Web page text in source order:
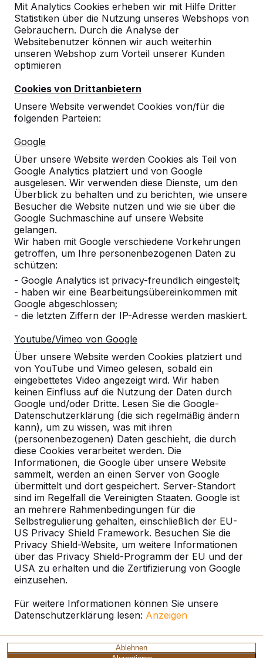
Mit Analytics Cookies erheben wir mit Hilfe Dritter
Statistiken über die Nutzung unseres Webshops von
Gebrauchern. Durch die Analyse der
Websitebenutzer können wir auch weiterhin
unseren Webshop zum Vorteil unserer Kunden
optimieren
Cookies von Drittanbietern
Unsere Website verwendet Cookies von/für die
folgenden Parteien:
Google
Über unsere Website werden Cookies als Teil von
Google Analytics platziert und von Google
ausgelesen. Wir verwenden diese Dienste, um den
Überblick zu behalten und zu berichten, wie unsere
Besucher die Website nutzen und wie sie über die
Google Suchmaschine auf unsere Website
gelangen.
Wir haben mit Google verschiedene Vorkehrungen
getroffen, um Ihre personenbezogenen Daten zu
schützen:
- Google Analytics ist privacy-freundlich eingestelt;
- haben wir eine Bearbeitungsübereinkommen mit
Google abgeschlossen;
- die letzten Ziffern der IP-Adresse werden maskiert.
Youtube/Vimeo von Google
Über unsere Website werden Cookies platziert und
von YouTube und Vimeo gelesen, sobald ein
eingebettetes Video angezeigt wird. Wir haben
keinen Einfluss auf die Nutzung der Daten durch
Google und/oder Dritte. Lesen Sie die Google-
Datenschutzerklärung (die sich regelmäßig ändern
kann), um zu wissen, was mit ihren
(personenbezogenen) Daten geschieht, die durch
diese Cookies verarbeitet werden. Die
Informationen, die Google über unsere Website
sammelt, werden an einen Server von Google
übermittelt und dort gespeichert. Server-Standort
sind im Regelfall die Vereinigten Staaten. Google ist
an mehrere Rahmenbedingungen für die
Selbstregulierung gehalten, einschließlich der EU-
US Privacy Shield Framework. Besuchen Sie die
Privacy Shield-Website, um weitere Informationen
über das Privacy Shield-Programm der EU und der
USA zu erhalten und die Zertifizierung von Google
einzusehen.
Für weitere Informationen können Sie unsere
Datenschutzerklärung lesen: Anzeigen
Ablehnen
Multi-Spieltisch (1-3-2)
standard Antrazit-Beton
65
€ 3.300,00
2. Produkt und folgende für
4%sparen!
Farbe
Anzahl
Zur Bestellung hinzufügen
Zum Angebot hinzufügen
Kostenlose Lieferung und Aufstellung in
Luxemburg.
Innerhalb von 4 Arbeitswochen geliefert.
Wie funktioniert die Lieferung?Video ansehen
Multi-Spieltisch Standard
Anthrazit-Beton
An diesem Multi-Spieltisch aus anthrazitfarbenem
Beton wird es nie langweilig. Unser Multi-Spieltisch ist
eine Kombination aus mehreren Spieltischen: Er ist
Spielbretter sind in einen schönen, anthrazitfarbenen
Picknicktisch aus Beton integriert. Die Bänke und der
gefertigt. Tisch und Sitze haben die perfekte Höhe
zum Sitzen, Zurücklehnen und Entspannen. Da er